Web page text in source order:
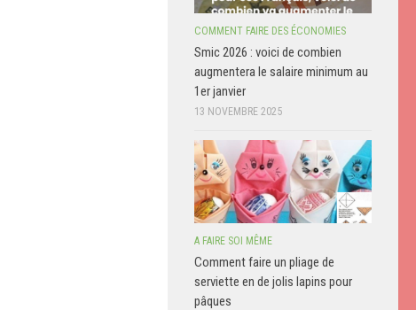
COMMENT FAIRE DES ÉCONOMIES
Smic 2026 : voici de combien
augmentera le salaire minimum au
1er janvier
13 NOVEMBRE 2025
A FAIRE SOI MÊME
Comment faire un pliage de
serviette en de jolis lapins pour
pâques